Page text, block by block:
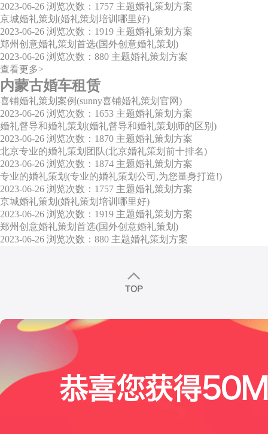
2023-06-26 浏览次数：1757 主题婚礼策划方案
京城婚礼策划(婚礼策划培训哪里好)
2023-06-26 浏览次数：1919 主题婚礼策划方案
郑州创意婚礼策划首选(国外创意婚礼策划)
2023-06-26 浏览次数：880 主题婚礼策划方案
查看更多>
内蒙古婚车租赁
喜铺婚礼策划案例(sunny喜铺婚礼策划官网)
2023-06-26 浏览次数：1653 主题婚礼策划方案
婚礼督导和婚礼策划(婚礼督导和婚礼策划师的区别)
2023-06-26 浏览次数：1870 主题婚礼策划方案
北京专业的婚礼策划团队(北京婚礼策划前十排名)
2023-06-26 浏览次数：1874 主题婚礼策划方案
专业的婚礼策划(专业的婚礼策划公司,为您量身打造!)
2023-06-26 浏览次数：1757 主题婚礼策划方案
京城婚礼策划(婚礼策划培训哪里好)
2023-06-26 浏览次数：1919 主题婚礼策划方案
郑州创意婚礼策划首选(国外创意婚礼策划)
2023-06-26 浏览次数：880 主题婚礼策划方案